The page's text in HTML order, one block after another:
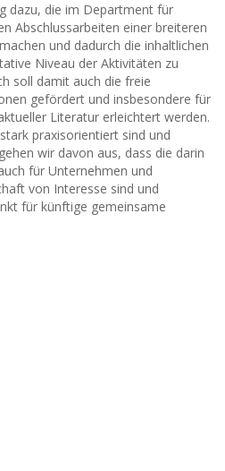
dazu, die im Department für
Abschlussarbeiten einer breiteren
und dadurch die inhaltlichen
Niveau der Aktivitäten zu
soll damit auch die freie
gefördert und insbesondere für
Literatur erleichtert werden.
praxisorientiert sind und
wir davon aus, dass die darin
für Unternehmen und
von Interesse sind und
für künftige gemeinsame